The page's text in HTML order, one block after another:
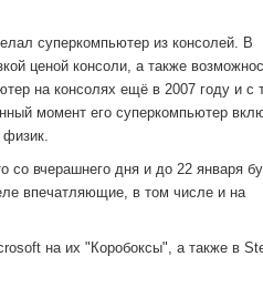
суперкомпьютер из консолей. В
ценой консоли, а также
на консолях ещё в 2007 году и с
момент его суперкомпьютер
со вчерашнего дня и до 22 января
впечатляющие, в том числе и на
на их "Коробоксы", а также в